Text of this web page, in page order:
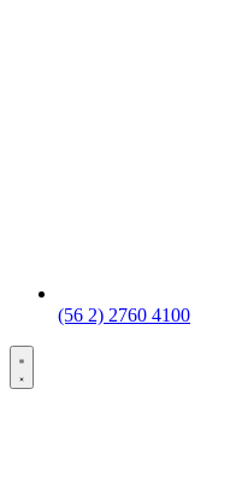
(56 2) 2760 4100